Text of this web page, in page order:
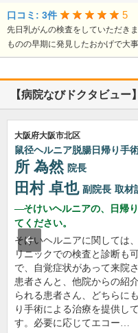
口コミ: 3件 5
先日乳がんの検査をしていただき
ものの早期に発見したおかげで大
【病院なびドクタビュー
大阪府大阪市北区
鼠径ヘルニア脱腸日帰り手
所 為然 院長
田村 卓也 副院長 取材
そけいヘルニアの、日帰
てください。
そけいヘルニアに関しては
リニックでの検査と診断も
で、自覚症状があって来院
患者さんと、他院からの紹
られる患者さん、どちらに
り手術による治療を提供し
す。必要に応じてエコー…